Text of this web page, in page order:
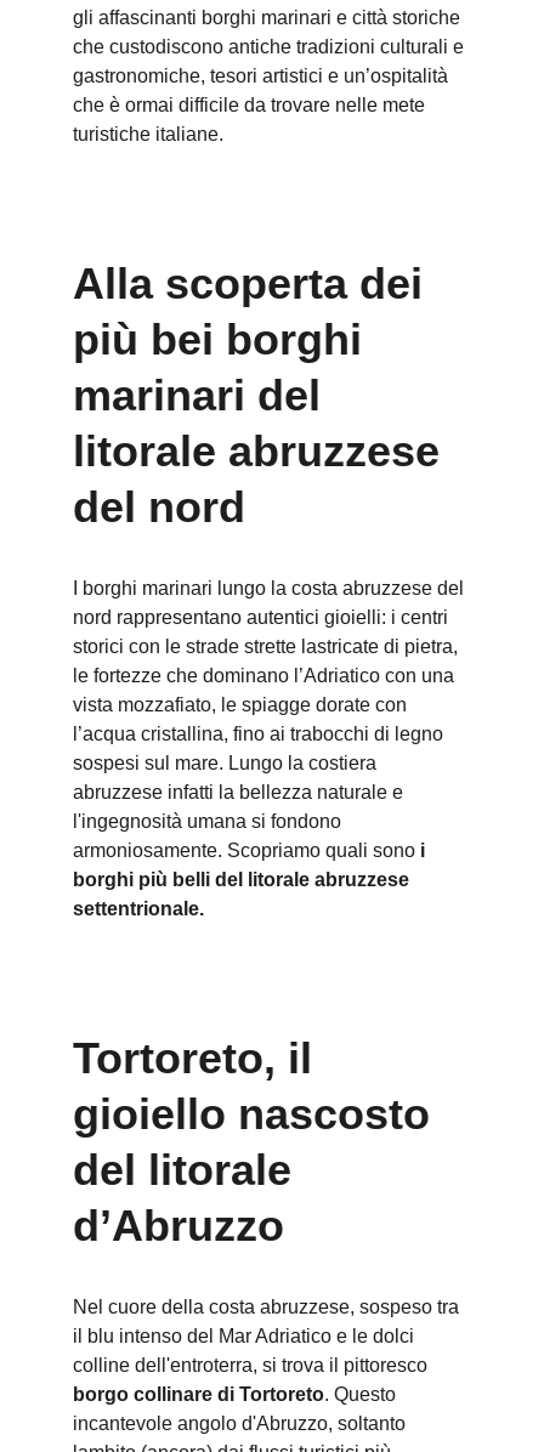
gli affascinanti borghi marinari e città storiche
che custodiscono antiche tradizioni culturali e
gastronomiche, tesori artistici e un’ospitalità
che è ormai difficile da trovare nelle mete
turistiche italiane.
Alla scoperta dei
più bei borghi
marinari del
litorale abruzzese
del nord
I borghi marinari lungo la costa abruzzese del
nord rappresentano autentici gioielli: i centri
storici con le strade strette lastricate di pietra,
le fortezze che dominano l’Adriatico con una
vista mozzafiato, le spiagge dorate con
l’acqua cristallina, fino ai trabocchi di legno
sospesi sul mare. Lungo la costiera
abruzzese infatti la bellezza naturale e
l'ingegnosità umana si fondono
armoniosamente. Scopriamo quali sono i
borghi più belli del litorale abruzzese
settentrionale.
Tortoreto, il
gioiello nascosto
del litorale
d’Abruzzo
Nel cuore della costa abruzzese, sospeso tra
il blu intenso del Mar Adriatico e le dolci
colline dell'entroterra, si trova il pittoresco
borgo collinare di Tortoreto. Questo
incantevole angolo d'Abruzzo, soltanto